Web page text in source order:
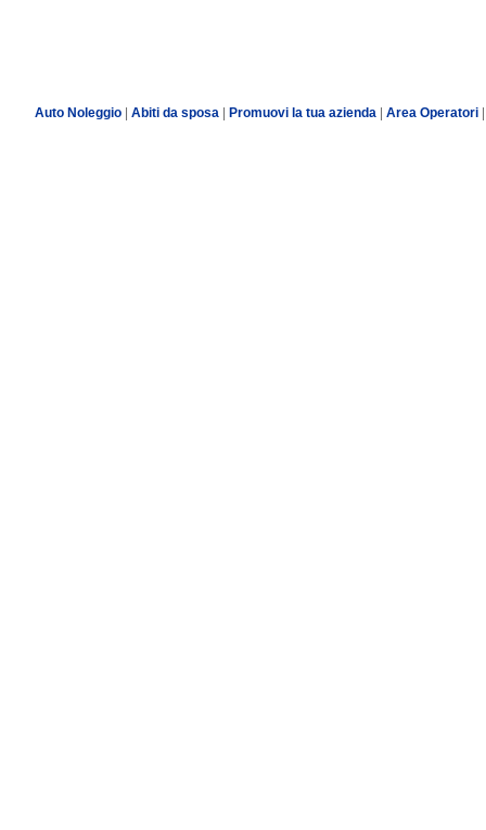
Auto Noleggio| Abiti da sposa| Promuovi la tua azienda Area Operatori